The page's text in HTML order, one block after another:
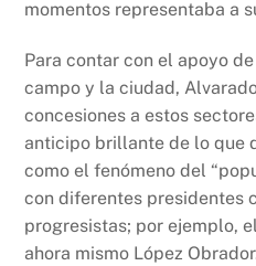
momentos representaba a
Para contar con el apoyo
campo y la ciudad,
concesiones a estos
anticipo brillante de lo que
como el fenómeno del
con diferentes presidentes
progresistas; por ejemplo,
ahora mismo López